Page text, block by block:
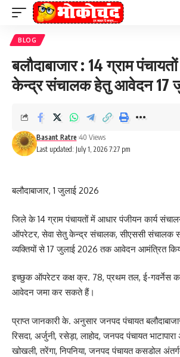
BLOG
बलौदाबाजार : 14 ग्राम
केन्द्र संचालक हेतु आवेदन 17
Last updated: July 1, 2026 7:27 pm
Basant Ratre 40 Views
बलौदाबाजार, 1 जुलाई 2026
जिले के 14 ग्राम पंचायतों में आधार पंजीयन कार्य
ऑपरेटर, सेवा सेतु केन्द्र संचालक, सीएससी संचालक
व्यक्तियों से 17 जुलाई 2026 तक आवेदन आमंत्रित
इच्छुक ऑपरेटर कक्ष क्र. 78, प्रथम तल, ई-गवर्नेस
आवेदन जमा कर सकते हैं।
प्राप्त जानकारी के. अनुसार जनपद पंचायत
रिसदा, अर्जुनी, रसेड़ा, लाहोद, जनपद पंचायत
खोखली, तरेंगा, निपनिया, जनपद पंचायत कसडोल